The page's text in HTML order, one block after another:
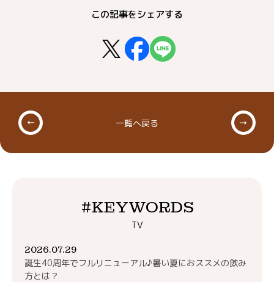
この記事をシェアする
一覧へ戻る
#KEYWORDS
TV
2026.07.29
誕生40周年でフルリニューアル♪暑い夏におススメの飲み
方とは？